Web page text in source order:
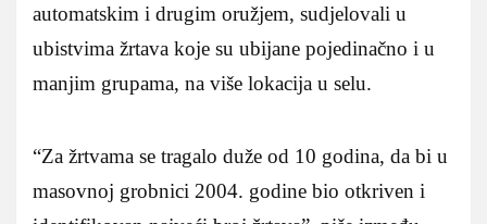
automatskim i drugim oružjem, sudjelovali u
ubistvima žrtava koje su ubijane pojedinačno i u
manjim grupama, na više lokacija u selu.
“Za žrtvama se tragalo duže od 10 godina, da bi u
masovnoj grobnici 2004. godine bio otkriven i